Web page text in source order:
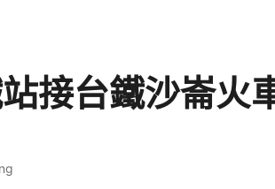
接台鐵沙崙火